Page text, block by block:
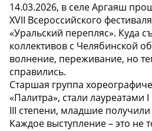
14.03.2026, в селе Аргаяш
XVII Всероссийского
«Уральский перепляс». Куда
коллективов с Челябинской
волнение, переживание, но
справились.
Старшая группа
«Палитра», стали лауреатами
III степени, младшие
Каждое выступление – это не